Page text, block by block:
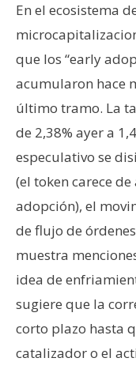
En el ecosistema
que los “early
acumularon hace
último tramo. La
de 2,38% ayer a
especulativo se
(el token carece
adopción), el
de flujo de
muestra
idea de
sugiere que la
corto plazo hasta
catalizador o el